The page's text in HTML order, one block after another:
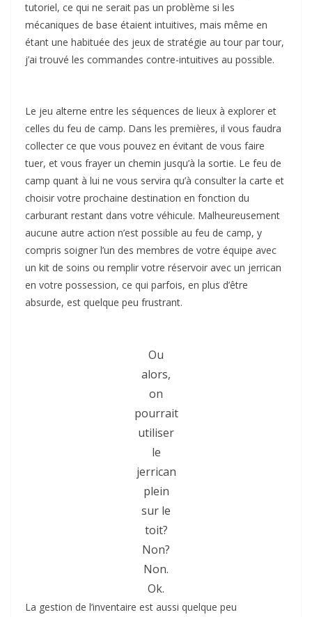
tutoriel, ce qui ne serait pas un problème si les
mécaniques de base étaient intuitives, mais même en
étant une habituée des jeux de stratégie au tour par tour,
j’ai trouvé les commandes contre-intuitives au possible.
Le jeu alterne entre les séquences de lieux à explorer et
celles du feu de camp. Dans les premières, il vous faudra
collecter ce que vous pouvez en évitant de vous faire
tuer, et vous frayer un chemin jusqu’à la sortie. Le feu de
camp quant à lui ne vous servira qu’à consulter la carte et
choisir votre prochaine destination en fonction du
carburant restant dans votre véhicule. Malheureusement
aucune autre action n’est possible au feu de camp, y
compris soigner l’un des membres de votre équipe avec
un kit de soins ou remplir votre réservoir avec un jerrican
en votre possession, ce qui parfois, en plus d’être
absurde, est quelque peu frustrant.
Ou
alors,
on
pourrait
utiliser
le
jerrican
plein
sur le
toit?
Non?
Non.
Ok.
La gestion de l’inventaire est aussi quelque peu